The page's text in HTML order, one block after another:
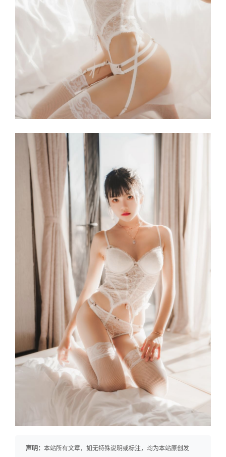
声明： 本站所有文章，如无特殊说明或标注，均为本站原创发